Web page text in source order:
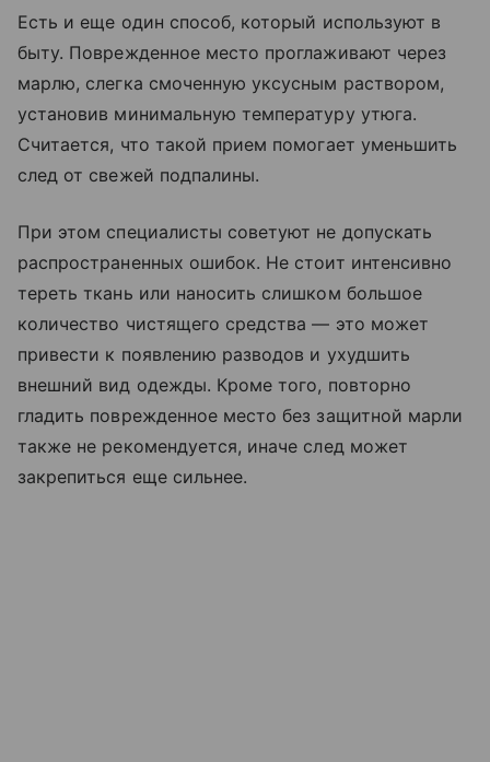
Есть и еще один способ, который используют в
быту. Поврежденное место проглаживают через
марлю, слегка смоченную уксусным раствором,
установив минимальную температуру утюга.
Считается, что такой прием помогает уменьшить
след от свежей подпалины.
При этом специалисты советуют не допускать
распространенных ошибок. Не стоит интенсивно
тереть ткань или наносить слишком большое
количество чистящего средства — это может
привести к появлению разводов и ухудшить
внешний вид одежды. Кроме того, повторно
гладить поврежденное место без защитной марли
также не рекомендуется, иначе след может
закрепиться еще сильнее.